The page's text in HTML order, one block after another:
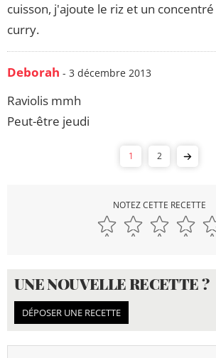
cuisson, j'ajoute le riz et un
curry.
Deborah - 3 décembre 2013
Raviolis mmh
Peut-être jeudi
1 2
NOTEZ CETTE RECETTE
UNE NOUVELLE RECETTE ?
DÉPOSER UNE RECETTE